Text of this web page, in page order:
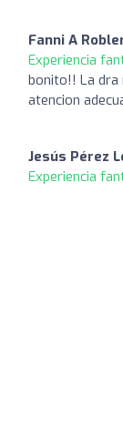
Fanni A
Experiencia
bonito!! La dra
atencion
Jesús Pérez
Experiencia